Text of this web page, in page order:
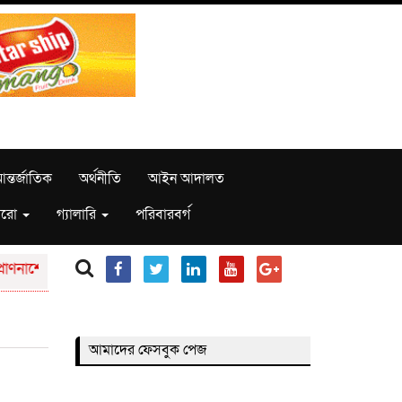
অর্থনীতি
আইন আদালত
গ্যালারি পরিবারবর্গ
হুমকির প্রতিবাদে প্রতিবাদ সভা আলফাডাঙ্গায় পুনঃখননে প্রাণ
আমাদের ফেসবুক পেজ